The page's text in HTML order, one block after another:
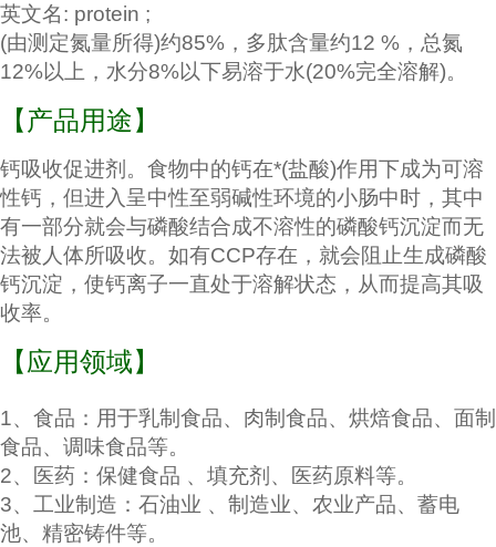
英文名: protein ;
(由测定氮量所得)约85%，多肽含量约12 %，总氮
12%以上，水分8%以下易溶于水(20%完全溶解)。
【产品用途】
钙吸收促进剂。食物中的钙在*(盐酸)作用下成为可溶
性钙，但进入呈中性至弱碱性环境的小肠中时 ，其中
有一部分就会与磷酸结合成不溶性的磷酸钙沉淀而无
法被人体所吸收。如有CCP存在，就会阻止生成磷酸
钙沉淀，使钙离子一直处于溶解状态，从而提高其吸
收率。
【应用领域】
1、食品：用于乳制食品、肉制食品、烘焙食品、面制
食品、调味食品等。
2、医药：保健食品 、填充剂、医药原料等。
3、工业制造：石油业 、制造业、农业产品、蓄电
池、精密铸件等。